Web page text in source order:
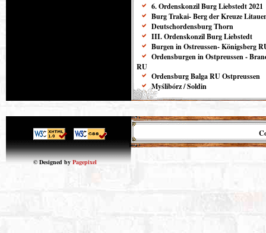
6. Ordenskonzil Burg Liebstedt 2021
Burg Trakai- Berg der Kreuze
Deutschordensburg Thorn
III. Ordenskonzil Burg Liebstedt
Burgen in Ostreussen- Königsberg
Ordensburgen in Ostpreussen -
RU
Ordensburg Balga RU Ostpreussen
Myślibórz / Soldin
© Designed byPagepixel